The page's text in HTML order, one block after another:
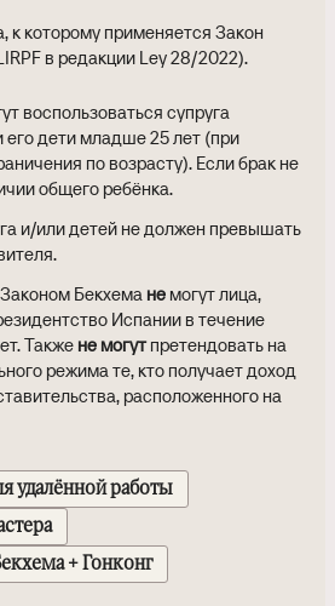
к которому применяется Закон
в редакции Ley 28/2022).
воспользоваться супруга
его дети младше 25 лет (при
по возрасту). Если брак не
общего ребёнка.
и/или детей не должен превышать
Бекхема не могут лица,
Испании в течение
Также не могутпретендовать на
режима те, кто получает доход
расположенного на
удалённой работы
+ Гонконг